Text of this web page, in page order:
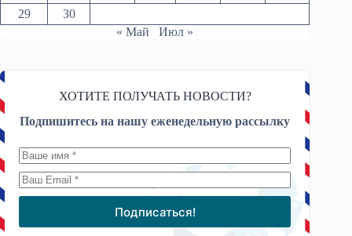
29
30
« Май
Июл »
ХОТИТЕ ПОЛУЧАТЬ НОВОСТИ?
Подпишитесь на нашу еженедельную рассылку
Подписаться!